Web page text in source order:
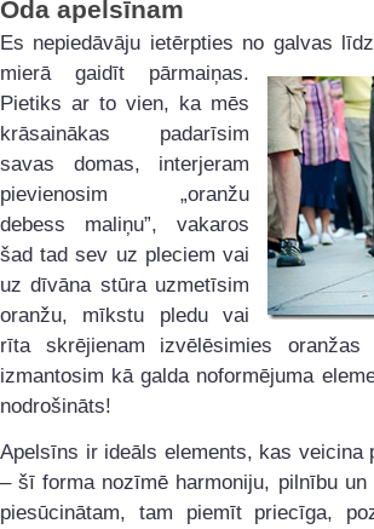
Oda apelsīnam
Es nepiedāvāju ietērpties no galvas
mierā gaidīt pārmaiņas.
Pietiks ar to vien, ka mēs
krāsainākas padarīsim
savas domas, interjeram
pievienosim „oranžu
debess maliņu”, vakaros
šad tad sev uz pleciem vai
uz dīvāna stūra uzmetīsim
oranžu, mīkstu pledu vai
rīta skrējienam izvēlēsimies
izmantosim kā galda noformējuma
nodrošināts!
Apelsīns ir ideāls elements, kas veicina
– šī forma nozīmē harmoniju, pilnību
piesūcinātam, tam piemīt priecīga,